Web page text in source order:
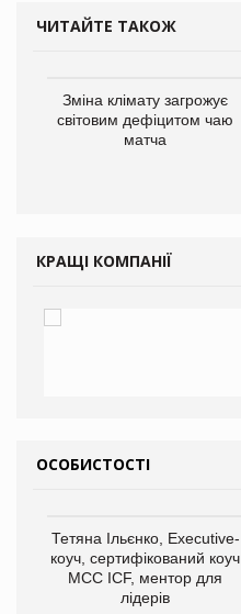
ЧИТАЙТЕ ТАКОЖ
Зміна клімату загрожує
світовим дефіцитом чаю
матча
КРАЩІ КОМПАНІЇ
ОСОБИСТОСТІ
Тетяна Ільєнко, Executive-
коуч, сертифікований коуч
МСС ICF, ментор для
лідерів